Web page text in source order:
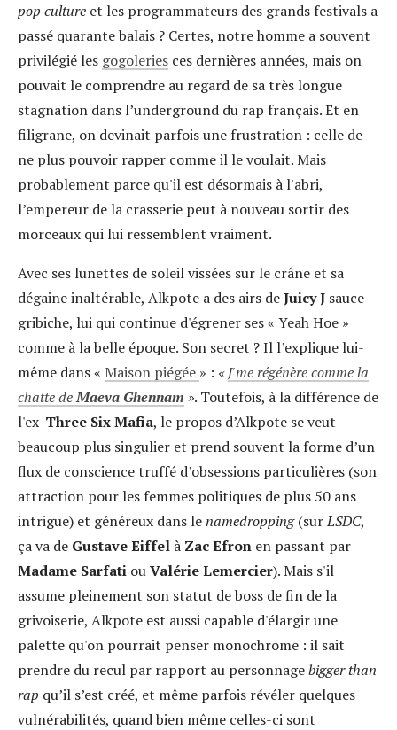
pop culture et les programmateurs des grands festivals a
passé quarante balais ? Certes, notre homme a souvent
privilégié les gogoleries ces dernières années, mais on
pouvait le comprendre au regard de sa très longue
stagnation dans l’underground du rap français. Et en
filigrane, on devinait parfois une frustration : celle de
ne plus pouvoir rapper comme il le voulait. Mais
probablement parce qu'il est désormais à l'abri,
l’empereur de la crasserie peut à nouveau sortir des
morceaux qui lui ressemblent vraiment.
Avec ses lunettes de soleil vissées sur le crâne et sa
dégaine inaltérable, Alkpote a des airs deJuicy J sauce
gribiche, lui qui continue d'égrener ses « Yeah Hoe »
comme à la belle époque. Son secret ? Il l’explique lui-
même dans « Maison piégée » : «J'me régénère comme la
chatte deMaeva Ghennam ». Toutefois, à la différence de
l'ex-Three Six Mafia, le propos d’Alkpote se veut
beaucoup plus singulier et prend souvent la forme d’un
flux de conscience truffé d’obsessions particulières (son
attraction pour les femmes politiques de plus 50 ans
intrigue) et généreux dans lenamedropping(surLSDC,
ça va de Gustave Eiffel à Zac Efron en passant par
Madame Sarfati ouValérie Lemercier). Mais s'il
assume pleinement son statut de boss de fin de la
grivoiserie, Alkpote est aussi capable d'élargir une
palette qu'on pourrait penser monochrome : il sait
prendre du recul par rapport au personnagebigger than
rap qu’il s’est créé, et même parfois révéler quelques
vulnérabilités, quand bien même celles-ci sont